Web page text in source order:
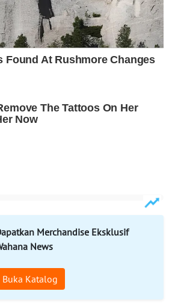
Merchandise Eksklusif
News
Buka Katalog